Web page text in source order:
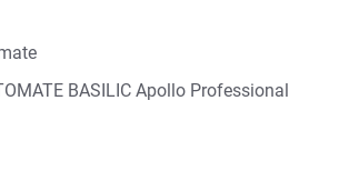
BASILIC Apollo Professional